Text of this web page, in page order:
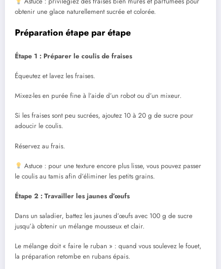
obtenir une glace naturellement sucrée et colorée.
Préparation étape par étape
Étape 1 : Préparer le coulis de fraises
Équeutez et lavez les fraises.
Mixez-les en purée fine à l’aide d’un robot ou d’un mixeur.
Si les fraises sont peu sucrées, ajoutez 10 à 20 g de sucre pour
adoucir le coulis.
Réservez au frais.
Astuce : pour une texture encore plus lisse, vous pouvez passer
le coulis au tamis afin d’éliminer les petits grains.
Étape 2 : Travailler les jaunes d’œufs
Dans un saladier, battez les jaunes d’œufs avec 100 g de sucre
jusqu’à obtenir un mélange mousseux et clair.
Le mélange doit « faire le ruban » : quand vous soulevez le fouet,
la préparation retombe en rubans épais.